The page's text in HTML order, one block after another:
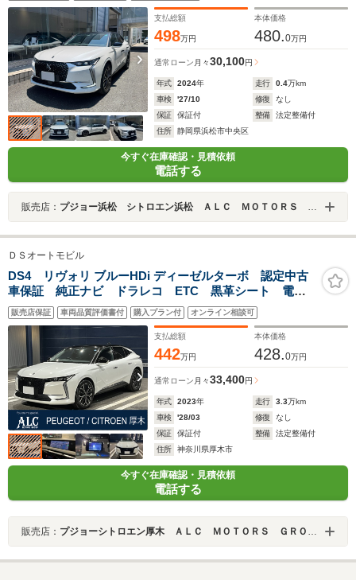
支払総額
498万円
本体価格
480.0万円
通常ローン 月々30,100円
年式 2024年 走行 0.4万km
車検
'27/10 修復
なし
保証
保証付 整備
法定整備付
住所
静岡県浜松市中央区
今すぐ在庫確認・見積依頼
電話する
販売店： プジョー浜松 シトロエン浜松 ＡＬＣ ＭＯＴＯＲＳ ＧＲＯＵＰ
ＤＳオートモビル
DS4 リヴォリ ブルーHDi ディーゼルターボ 認定中古
車保証 純正ナビ ドラレコ ETC 黒革シート 電動
シート ランバーサポート シートヒーター 電動テー
ルゲート ACC レーンキープ スマートキー 全方向
カメラ 純正19AW LEDヘッドライト
販売店保証 車両品質評価書付 購入プラン付 オンライン相談可
支払総額
442万円
本体価格
428.0万円
通常ローン 月々33,400円
年式 2023年 走行 3.3万km
車検
'28/03 修復
なし
保証
保証付 整備
法定整備付
住所
神奈川県厚木市
今すぐ在庫確認・見積依頼
電話する
販売店： プジョーシトロエン厚木 ＡＬＣ ＭＯＴＯＲＳ ＧＲＯＵＰ